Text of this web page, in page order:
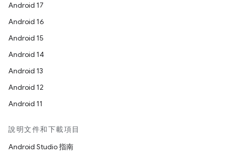
Android 17
Android 16
Android 15
Android 14
Android 13
Android 12
Android 11
說明文件和下載項目
Android Studio 指南